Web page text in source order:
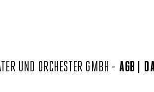
UND ORCHESTER GMBH - AGB